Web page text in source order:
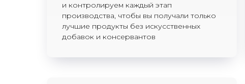
и контролируем каждый этап
производства, чтобы вы получали только
лучшие продукты без искусственных
добавок и консервантов